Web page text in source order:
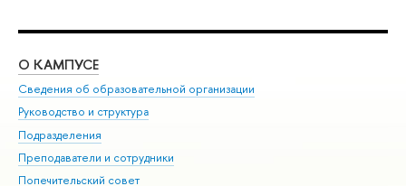
О КАМПУСЕ
Сведения об образовательной организации
Руководство и структура
Подразделения
Преподаватели и сотрудники
Попечительский совет